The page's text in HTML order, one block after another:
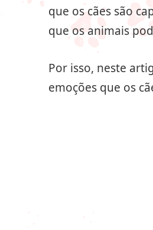
que os cães são
que os animais
Por isso, neste
emoções que os